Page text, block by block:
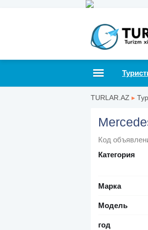
TURLAR.AZ ▸
Код
Категория
Марка
Модель
год